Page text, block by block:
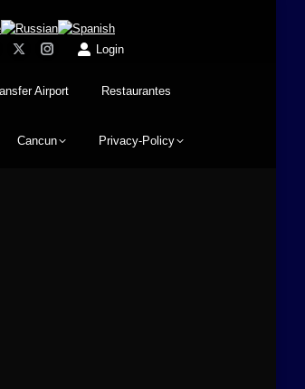
Login
Airport Restaurantes
Cancun Privacy-Policy